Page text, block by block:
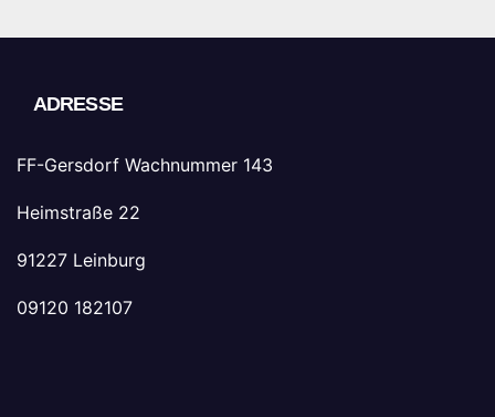
ADRESSE
FF-Gersdorf Wachnummer 143
Heimstraße 22
91227 Leinburg
09120 182107